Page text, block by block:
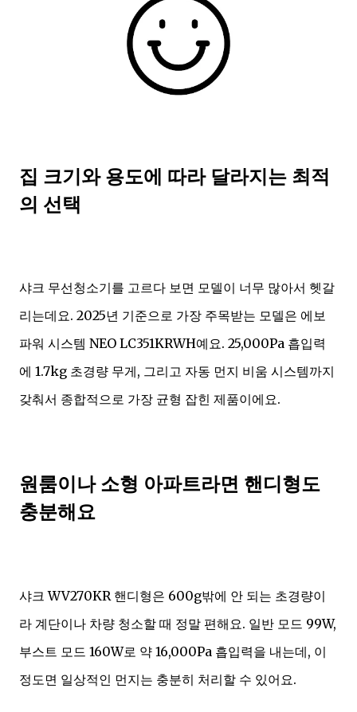
집 크기와 용도에 따라 달라지는 최적
의 선택
샤크 무선청소기를 고르다 보면 모델이 너무 많아서 헷갈
리는데요. 2025년 기준으로 가장 주목받는 모델은 에보
파워 시스템 NEO LC351KRWH예요. 25,000Pa 흡입력
에 1.7kg 초경량 무게, 그리고 자동 먼지 비움 시스템까지
갖춰서 종합적으로 가장 균형 잡힌 제품이에요.
원룸이나 소형 아파트라면 핸디형도
충분해요
샤크 WV270KR 핸디형은 600g밖에 안 되는 초경량이
라 계단이나 차량 청소할 때 정말 편해요. 일반 모드 99W,
부스트 모드 160W로 약 16,000Pa 흡입력을 내는데, 이
정도면 일상적인 먼지는 충분히 처리할 수 있어요.